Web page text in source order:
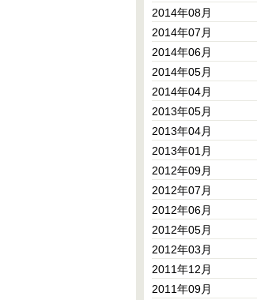
2014年08月
2014年07月
2014年06月
2014年05月
2014年04月
2013年05月
2013年04月
2013年01月
2012年09月
2012年07月
2012年06月
2012年05月
2012年03月
2011年12月
2011年09月